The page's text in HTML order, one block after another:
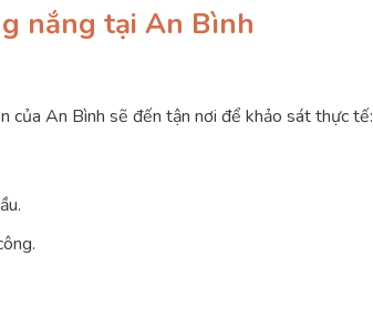
nắng tại An Bình
của An Bình sẽ đến tận nơi để khảo sát thực tế: